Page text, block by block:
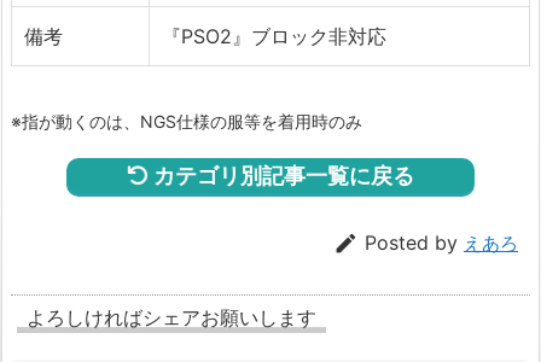
備考 『PSO2』ブロック非対応
※指が動くのは、NGS仕様の服等を着用時のみ
カテゴリ別記事一覧に戻る
 Posted by えあろ
よろしければシェアお願いします